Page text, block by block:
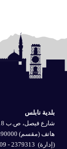
بلدية نابلس
شارع فيصل، ص.ب 218
هاتف (مقسم) 2390000 - 09
(إدارة)